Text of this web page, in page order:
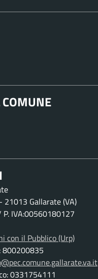
21013 Gallarate (VA)
P. IVA:00560180127
con il Pubblico (Urp)
800200835
0331754111